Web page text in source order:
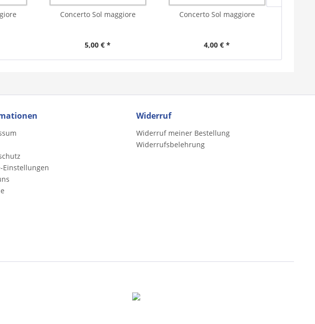
Concerto Sol maggiore
5,00 € *
Concerto Sol maggiore
4,00 € *
Einstellungen
Widerruf
Widerruf meiner Bestellung
Widerrufsbelehrung